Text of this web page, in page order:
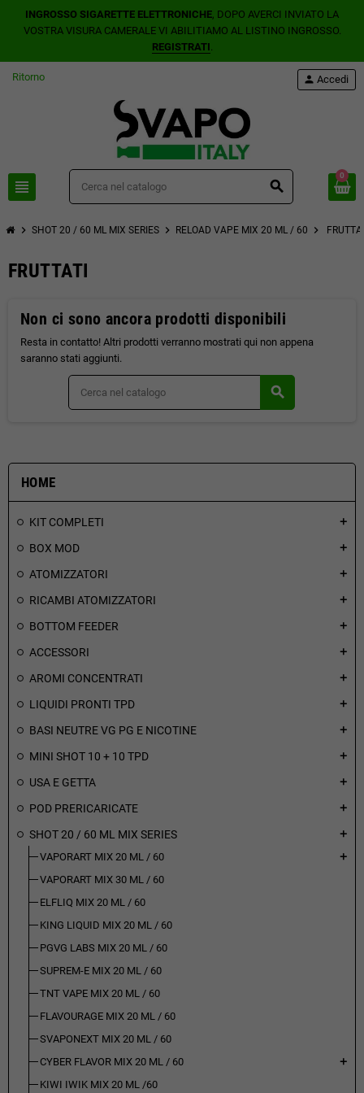
INGROSSO SIGARETTE ELETTRONICHE, DOPO AVERCI INVIATO LA
VOSTRA VISURA CAMERALE VI ABILITIAMO AL LISTINO INGROSSO.
REGISTRATI.
Ritorno
view_headline search
person Accedi
0
chevron_right SHOT 20 / 60 ML MIX SERIES chevron_right RELOAD VAPE MIX 20 ML / 60 chevron_right
HOME
KIT COMPLETI add
BOX MOD add
ATOMIZZATORI add
RICAMBI ATOMIZZATORI add
BOTTOM FEEDER add
ACCESSORI add
AROMI CONCENTRATI add
LIQUIDI PRONTI TPD add
BASI NEUTRE VG PG E NICOTINE add
MINI SHOT 10 + 10 TPD add
USA E GETTA add
POD PRERICARICATE add
SHOT 20 / 60 ML MIX SERIES add
VAPORART MIX 20 ML / 60 add
VAPORART MIX 30 ML / 60
ELFLIQ MIX 20 ML / 60
KING LIQUID MIX 20 ML / 60
PGVG LABS MIX 20 ML / 60
SUPREM-E MIX 20 ML / 60
TNT VAPE MIX 20 ML / 60
FLAVOURAGE MIX 20 ML / 60
SVAPONEXT MIX 20 ML / 60
CYBER FLAVOR MIX 20 ML / 60
add
KIWI IWIK MIX 20 ML /60
FRUTTATI
Non ci sono ancora prodotti disponibili
Resta in contatto! Altri prodotti verranno mostrati qui non appena
saranno stati aggiunti.
search